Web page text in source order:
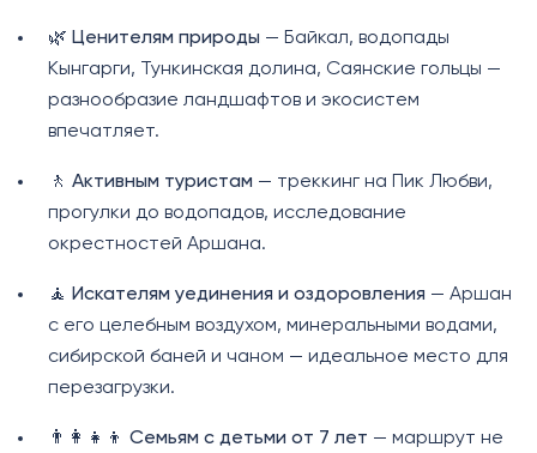
🌿 Ценителям природы — Байкал, водопады
Кынгарги, Тункинская долина, Саянские гольцы —
разнообразие ландшафтов и экосистем
впечатляет.
🚶 Активным туристам — треккинг на Пик Любви,
прогулки до водопадов, исследование
окрестностей Аршана.
🧘 Искателям уединения и оздоровления — Аршан
с его целебным воздухом, минеральными водами,
сибирской баней и чаном — идеальное место для
перезагрузки.
👨‍👩‍👧‍👦 Семьям с детьми от 7 лет — маршрут не